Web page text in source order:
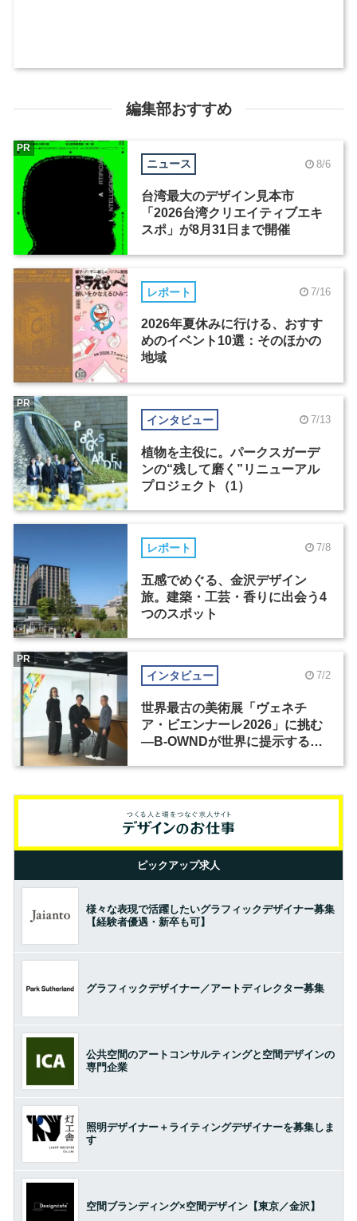
編集部おすすめ
ニュース 8/6
台湾最大のデザイン見本市
「2026台湾クリエイティブエキ
スポ」が8月31日まで開催
PR
レポート 7/16
2026年夏休みに行ける、おすす
めのイベント10選：そのほかの
地域
インタビュー 7/13
植物を主役に。パークスガーデ
ンの“残して磨く”リニューアル
プロジェクト（1）
PR
レポート 7/8
五感でめぐる、金沢デザイン
旅。建築・工芸・香りに出会う4
つのスポット
インタビュー 7/2
世界最古の美術展「ヴェネチ
ア・ビエンナーレ2026」に挑む
―B-OWNDが世界に提示する美
PR
ピックアップ求人
様々な表現で活躍したいグラフィックデザイナー募集
【経験者優遇・新卒も可】
グラフィックデザイナー／アートディレクター募集
公共空間のアートコンサルティングと空間デザインの
専門企業
照明デザイナー＋ライティングデザイナーを募集しま
す
空間ブランディング×空間デザイン【東京／金沢】